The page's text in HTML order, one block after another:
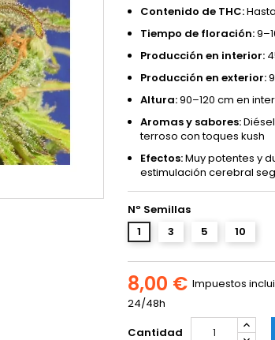
Contenido de THC:
Tiempo de floración:
Producción en interior:
Producción en exterior:
Altura:90–120 cm en
Aromas y sabores:
terroso con toques kush
Efectos:Muy potentes y
estimulación cerebral
Nº Semillas
1
3 5 10
8,00 € Impuestos
24/48h
Cantidad